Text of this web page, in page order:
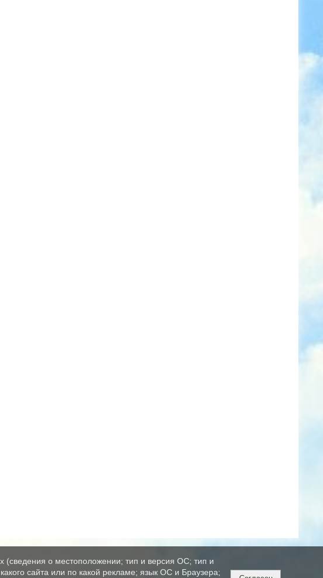
(сведения о местоположении; тип и версия ОС; тип и
сайта или по какой рекламе; язык ОС и Браузера;